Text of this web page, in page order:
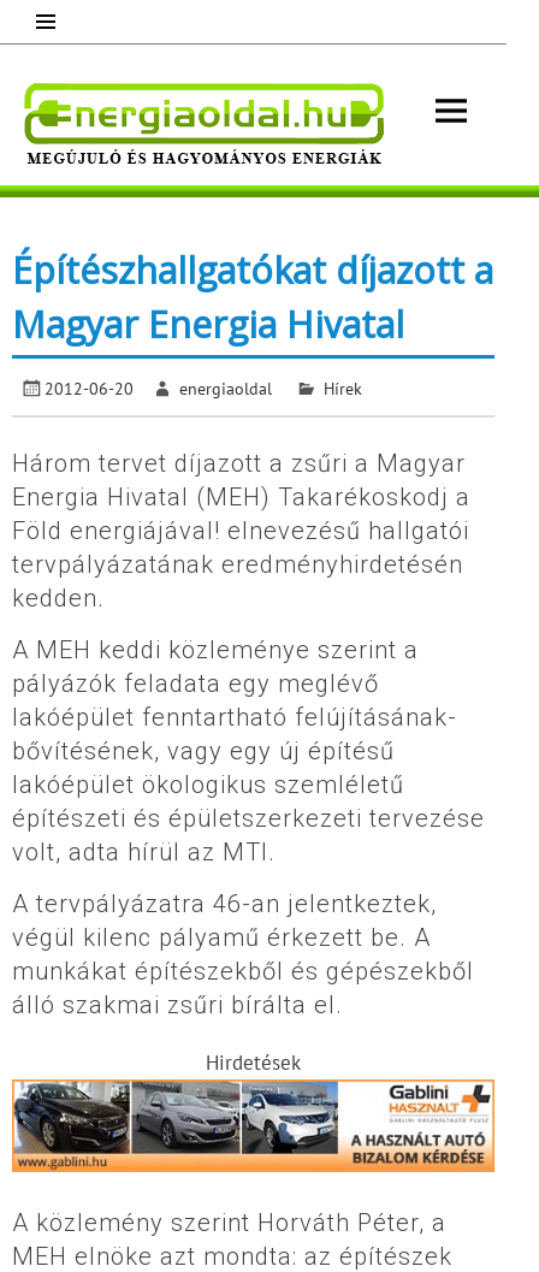
content
Megújuló és hagyományos energiák.
Építészhallgatókat díjazott a
Magyar Energia Hivatal
2012-06-20 energiaoldal Hírek
Három tervet díjazott a zsűri a Magyar
Energia Hivatal (MEH) Takarékoskodj a
Föld energiájával! elnevezésű hallgatói
tervpályázatának eredményhirdetésén
kedden.
A MEH keddi közleménye szerint a
pályázók feladata egy meglévő
lakóépület fenntartható felújításának-
bővítésének, vagy egy új építésű
lakóépület ökologikus szemléletű
építészeti és épületszerkezeti tervezése
volt, adta hírül az MTI.
A tervpályázatra 46-an jelentkeztek,
végül kilenc pályamű érkezett be. A
munkákat építészekből és gépészekből
álló szakmai zsűri bírálta el.
Hirdetések
A közlemény szerint Horváth Péter, a
MEH elnöke azt mondta: az építészek